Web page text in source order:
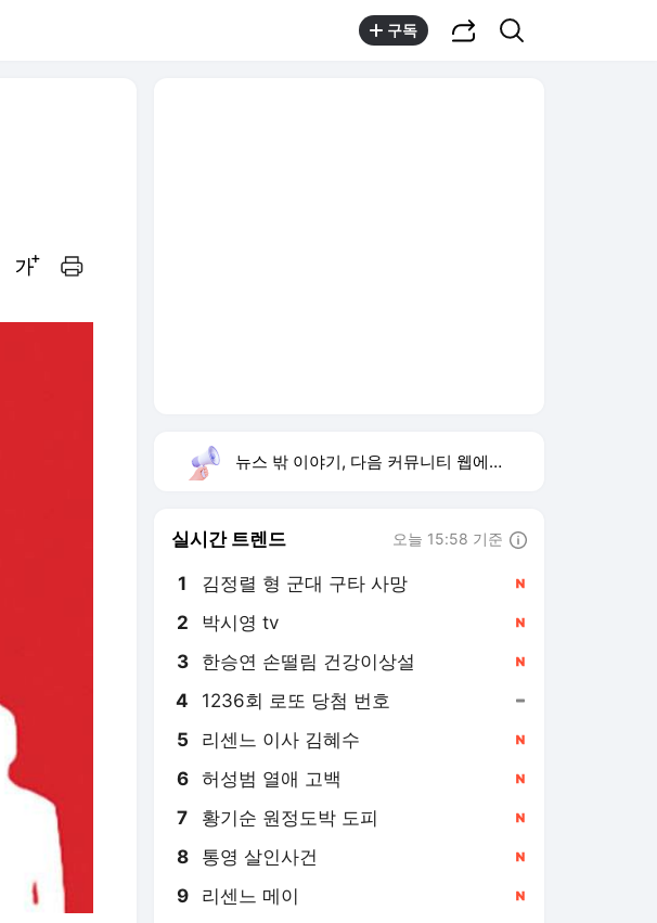
구독
뉴스 밖 이야기, 다음 커뮤니티 웹에서 보기
실시간 트렌드 오늘 15:58 기준
1 김정렬 형 군대 구타 사망
2 박시영 tv
3 한승연 손떨림 건강이상설
4 1236회 로또 당첨 번호
5 리센느 이사 김혜수
6 허성범 열애 고백
7 황기순 원정도박 도피
8 통영 살인사건
9 리센느 메이